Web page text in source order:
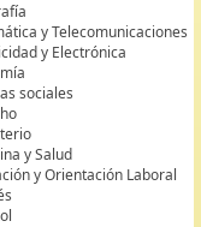
y Telecomunicaciones
y Electrónica
sociales
y Salud
y Orientación Laboral